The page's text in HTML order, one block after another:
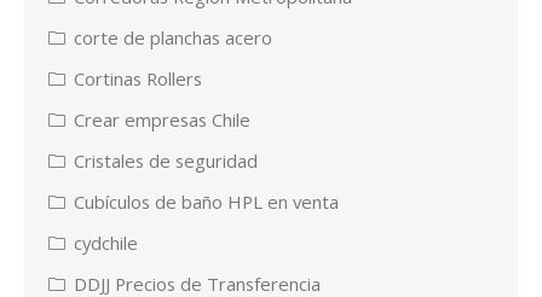
corte de planchas acero
Cortinas Rollers
Crear empresas Chile
Cristales de seguridad
Cubículos de baño HPL en venta
cydchile
DDJJ Precios de Transferencia